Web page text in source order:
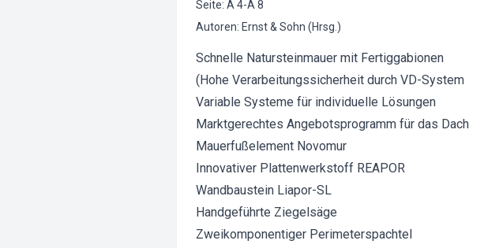
Seite: A 4-A 8
Autoren: Ernst & Sohn (Hrsg.)
Schnelle Natursteinmauer mit Fertiggabionen
(Hohe Verarbeitungssicherheit durch VD-System
Variable Systeme für individuelle Lösungen
Marktgerechtes Angebotsprogramm für das Dach
Mauerfußelement Novomur
Innovativer Plattenwerkstoff REAPOR
Wandbaustein Liapor-SL
Handgeführte Ziegelsäge
Zweikomponentiger Perimeterspachtel